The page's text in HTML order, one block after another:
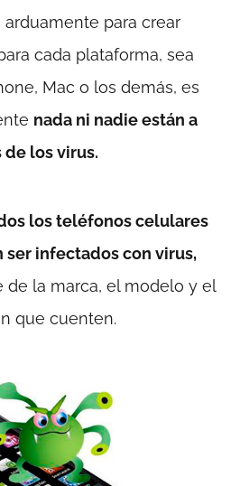
para crear
cada plataforma, sea
Mac o los demás, es
nada ni nadie están a
los virus.
los teléfonos celulares
infectados con virus,
la marca, el modelo y el
que cuenten.